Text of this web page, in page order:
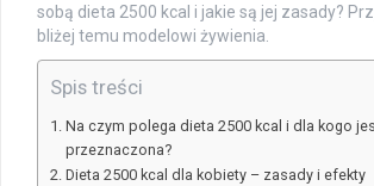
sobą dieta 2500 kcal i jakie są jej zasady?
bliżej temu modelowi żywienia.
Spis treści
Na czym polega dieta 2500 kcal i dla kogo
przeznaczona?
Dieta 2500 kcal dla kobiety – zasady i efekty